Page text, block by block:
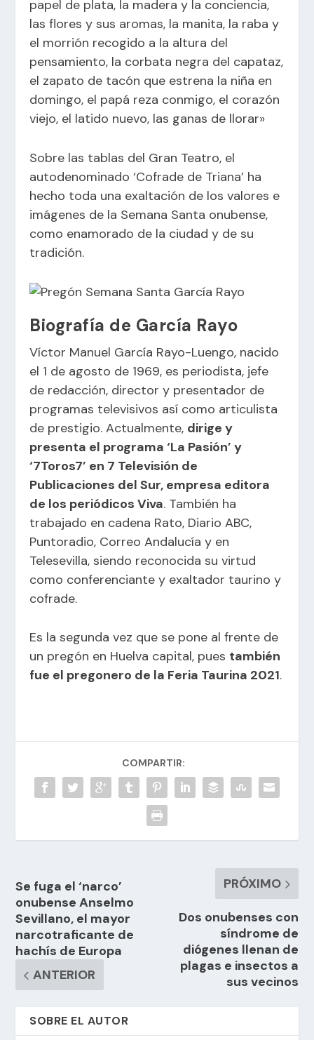
papel de plata, la madera y la conciencia,
las flores y sus aromas, la manita, la raba y
el morrión recogido a la altura del
pensamiento, la corbata negra del capataz,
el zapato de tacón que estrena la niña en
domingo, el papá reza conmigo, el corazón
viejo, el latido nuevo, las ganas de llorar»
Sobre las tablas del Gran Teatro, el
autodenominado ‘Cofrade de Triana’ ha
hecho toda una exaltación de los valores e
imágenes de la Semana Santa onubense,
como enamorado de la ciudad y de su
tradición.
Biografía de García Rayo
Víctor Manuel García Rayo-Luengo, nacido
el 1 de agosto de 1969, es periodista, jefe
de redacción, director y presentador de
programas televisivos así como articulista
de prestigio. Actualmente, dirige y
presenta el programa ‘La Pasión’ y
‘7Toros7’ en 7 Televisión de
Publicaciones del Sur, empresa editora
de los periódicos Viva. También ha
trabajado en cadena Rato, Diario ABC,
Puntoradio, Correo Andalucía y en
Telesevilla, siendo reconocida su virtud
como conferenciante y exaltador taurino y
cofrade.
Es la segunda vez que se pone al frente de
un pregón en Huelva capital, pues también
fue el pregonero de la Feria Taurina 2021.
COMPARTIR:
Se fuga el ‘narco’
onubense Anselmo
Sevillano, el mayor
narcotraficante de
hachís de Europa
ANTERIOR
PRÓXIMO
Dos onubenses con
síndrome de
diógenes llenan de
plagas e insectos a
sus vecinos
SOBRE EL AUTOR